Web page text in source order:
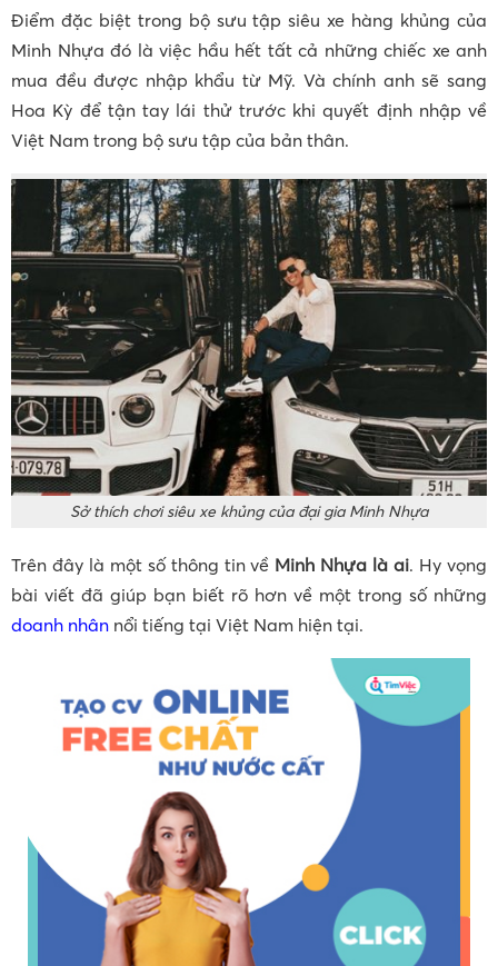
Điểm đặc biệt trong bộ sưu tập siêu xe hàng khủng của
Minh Nhựa đó là việc hầu hết tất cả những chiếc xe anh
mua đều được nhập khẩu từ Mỹ. Và chính anh sẽ sang
Hoa Kỳ để tận tay lái thử trước khi quyết định nhập về
Việt Nam trong bộ sưu tập của bản thân.
Sở thích chơi siêu xe khủng của đại gia Minh Nhựa
Trên đây là một số thông tin về Minh Nhựa là ai. Hy vọng
bài viết đã giúp bạn biết rõ hơn về một trong số những
doanh nhân nổi tiếng tại Việt Nam hiện tại.